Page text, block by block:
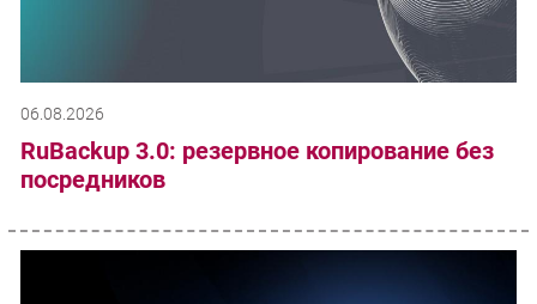
06.08.2026
RuBackup 3.0: резервное копирование без
посредников